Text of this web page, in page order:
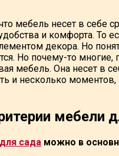
мебель несет в себе
и комфорта. То
декора. Но
Но почему-то
мебель. Она несет в
и несколько
мебели
сада можно в